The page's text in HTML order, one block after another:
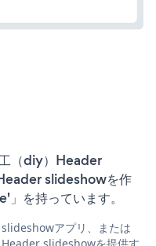
（diy）Header
slideshowを作
を持っています。
アプリ、または